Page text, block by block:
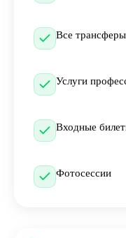
Все трансферы
Услуги
Входные
Фотосессии